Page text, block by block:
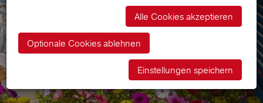
Alle Cookies akzeptieren
Optionale Cookies ablehnen
Einstellungen speichern